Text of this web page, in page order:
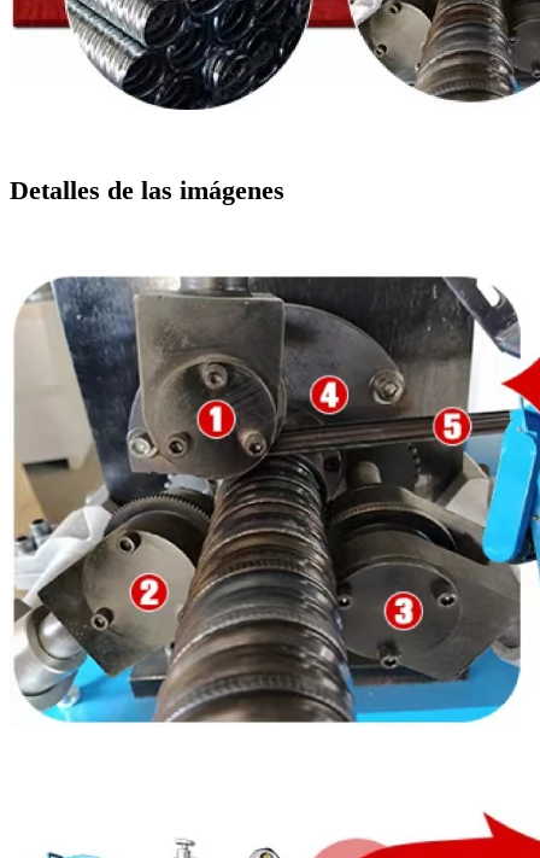
Detalles de las imágenes